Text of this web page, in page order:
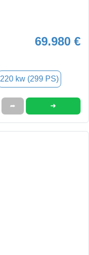
69.980 €
220 kw (299 PS)
➦ ➜